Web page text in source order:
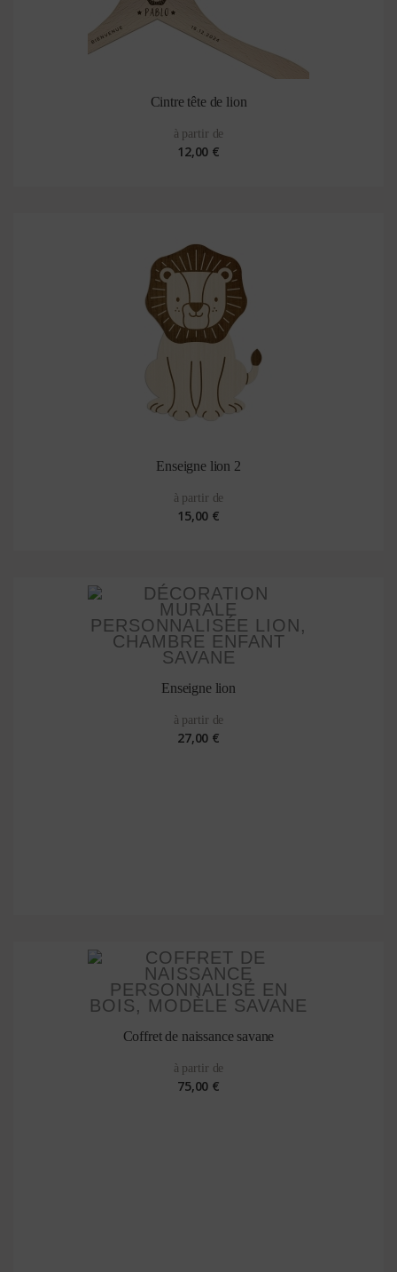
Cintre tête de lion
à partir de
12,00 €
Enseigne lion 2
à partir de
15,00 €
Enseigne lion
à partir de
27,00 €
Coffret de naissance savane
à partir de
75,00 €